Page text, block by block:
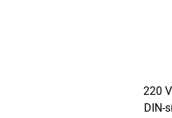
220
DIN-